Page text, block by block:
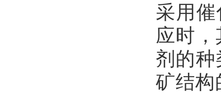
采用催
应时
剂的种
矿结构